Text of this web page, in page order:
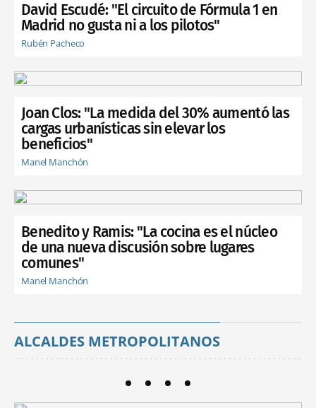
David Escudé: "El circuito de Fórmula 1 en
Madrid no gusta ni a los pilotos"
Rubén Pacheco
Joan Clos: "La medida del 30% aumentó las
cargas urbanísticas sin elevar los
beneficios"
Manel Manchón
Benedito y Ramis: "La cocina es el núcleo
de una nueva discusión sobre lugares
comunes"
Manel Manchón
ALCALDES METROPOLITANOS